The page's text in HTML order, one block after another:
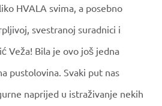
HVALA svima, a posebno
svestranoj suradnici i
Veža! Bila je ovo još jedna
pustolovina. Svaki put nas
naprijed u istraživanje nekih